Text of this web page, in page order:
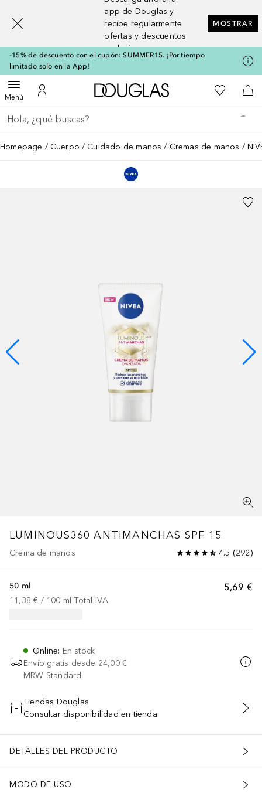
app de Douglas y
recibe regularmente
ofertas y descuentos
exclusivos
MOSTRAR
-15% de descuento con el cupón: SUMMER15. ¡Por tiempo
limitado solo en la App!
MenúAbrir menúMi cuenta
A Douglas HomeMi lista de
A
Regresar
Ejecutar búsqueda
Homepage Cuerpo Cuidado de manos Cremas de manos
LUMINOUS360 ANTIMANCHAS SPF 15
Crema de manos 4.5 (292)
5,69 €
50 ml
11,38 € / 100 ml Total IVA
Online: En stock
Envío gratis desde 24,00 €
MRW Standard
AÑADIR AL CARRITO
Tiendas Douglas
Consultar disponibilidad en tienda
DETALLES DEL PRODUCTO
MODO DE USO
[navigation.slideout.screenreader]